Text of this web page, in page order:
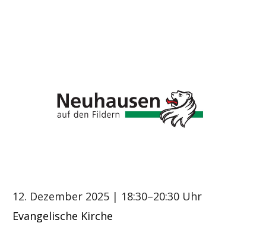
12. Dezember 2025 | 18:30–20:30 Uhr
Evangelische Kirche